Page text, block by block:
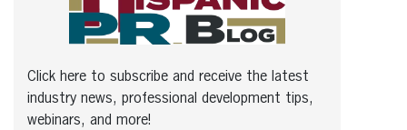
Click here to subscribe and receive the latest
industry news, professional development tips,
webinars, and more!